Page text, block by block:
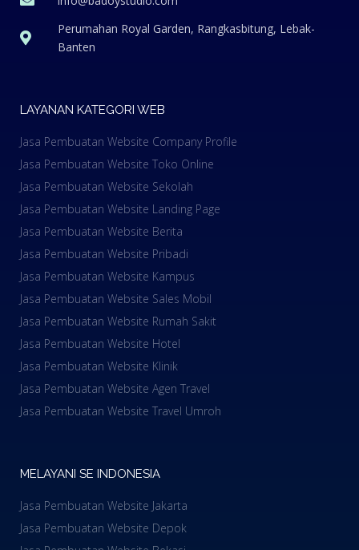
Perumahan Royal Garden, Rangkasbitung, Lebak-
Banten
LAYANAN KATEGORI WEB
Jasa Pembuatan Website Company Profile
Jasa Pembuatan Website Toko Online
Jasa Pembuatan Website Sekolah
Jasa Pembuatan Website Landing Page
Jasa Pembuatan Website Berita
Jasa Pembuatan Website Pribadi
Jasa Pembuatan Website Kampus
Jasa Pembuatan Website Sales Mobil
Jasa Pembuatan Website Rumah Sakit
Jasa Pembuatan Website Hotel
Jasa Pembuatan Website Klinik
Jasa Pembuatan Website Agen Travel
Jasa Pembuatan Website Travel Umroh
MELAYANI SE INDONESIA
Jasa Pembuatan Website Jakarta
Jasa Pembuatan Website Depok